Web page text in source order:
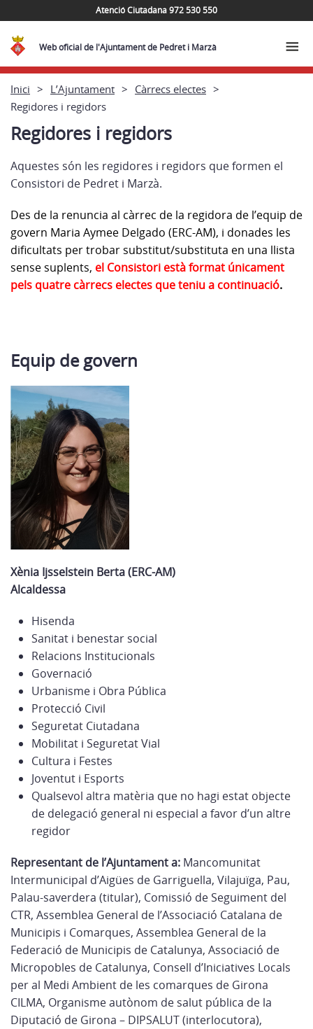
Atenció Ciutadana 972 530 550
Web oficial de l'Ajuntament de Pedret i Marzà
Inici L’Ajuntament
Càrrecs electes
Regidores i regidors
Regidores i regidors
Aquestes són les regidores i regidors que formen el
Consistori de Pedret i Marzà.
Des de la renuncia al càrrec de la regidora de l’equip de
govern Maria Aymee Delgado (ERC-AM), i donades les
dificultats per trobar substitut/substituta en una llista
sense suplents, el Consistori està format únicament
pels quatre càrrecs electes que teniu a continuació.
Equip de govern
Xènia Ijsselstein Berta (ERC-AM)
Alcaldessa
Hisenda
Sanitat i benestar social
Relacions Institucionals
Governació
Urbanisme i Obra Pública
Protecció Civil
Seguretat Ciutadana
Mobilitat i Seguretat Vial
Cultura i Festes
Joventut i Esports
Qualsevol altra matèria que no hagi estat objecte
de delegació general ni especial a favor d’un altre
regidor
Representant de l’Ajuntament a: Mancomunitat
Intermunicipal d’Aigües de Garriguella, Vilajuïga, Pau,
Palau-saverdera (titular), Comissió de Seguiment del
CTR, Assemblea General de l’Associació Catalana de
Municipis i Comarques, Assemblea General de la
Federació de Municipis de Catalunya, Associació de
Micropobles de Catalunya, Consell d’Iniciatives Locals
per al Medi Ambient de les comarques de Girona
CILMA, Organisme autònom de salut pública de la
Diputació de Girona – DIPSALUT (interlocutora),